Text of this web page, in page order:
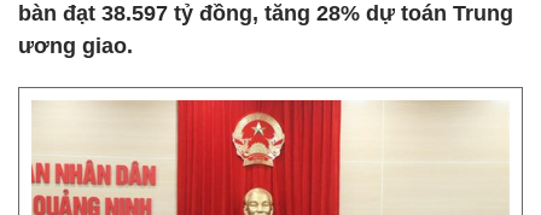
bàn đạt 38.597 tỷ đồng, tăng 28% dự toán Trung
ương giao.